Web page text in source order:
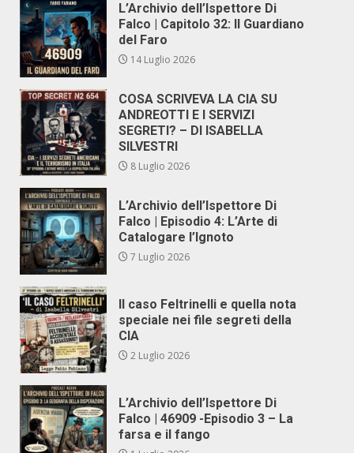
L’Archivio dell’Ispettore Di
Falco | Capitolo 32: Il Guardiano
del Faro
14 Luglio 2026
COSA SCRIVEVA LA CIA SU
ANDREOTTI E I SERVIZI
SEGRETI? – DI ISABELLA
SILVESTRI
8 Luglio 2026
L’Archivio dell’Ispettore Di
Falco | Episodio 4: L’Arte di
Catalogare l’Ignoto
7 Luglio 2026
Il caso Feltrinelli e quella nota
speciale nei file segreti della
CIA
2 Luglio 2026
L’Archivio dell’Ispettore Di
Falco | 46909 -Episodio 3 – La
farsa e il fango